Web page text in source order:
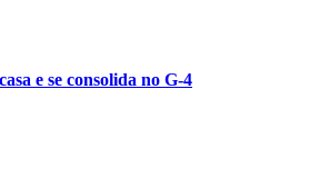
e se consolida no G-4